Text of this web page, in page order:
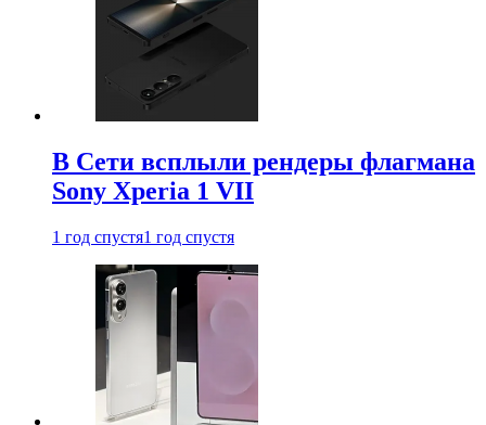
В Сети всплыли рендеры флагмана
Sony Xperia 1 VII
1 год спустя1 год спустя